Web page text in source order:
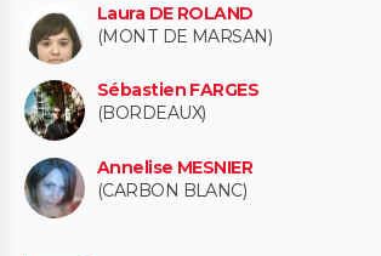
Laura DE ROLAND
(MONT DE MARSAN)
Sébastien FARGES
(BORDEAUX)
Annelise MESNIER
(CARBON BLANC)